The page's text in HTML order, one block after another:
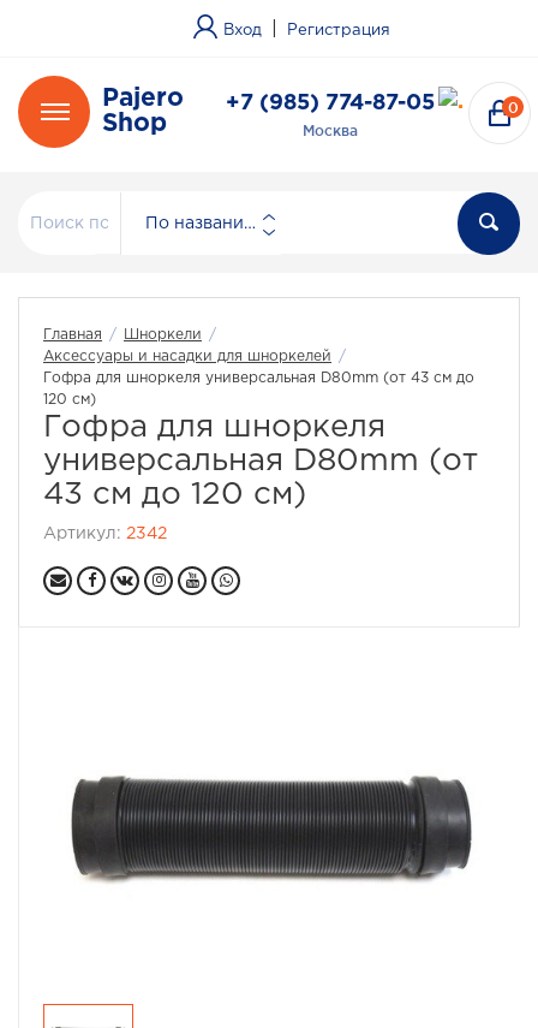
Вход Регистрация
Pajero
Shop
+7 (985) 774-87-05
Москва
0
По названию
Главная / Шноркели
/
Аксессуары и насадки для шноркелей
/
Гофра для шноркеля универсальная D80mm (от 43 см до
120 см)
Гофра для шноркеля
универсальная D80mm (от
43 см до 120 см)
Артикул: 2342